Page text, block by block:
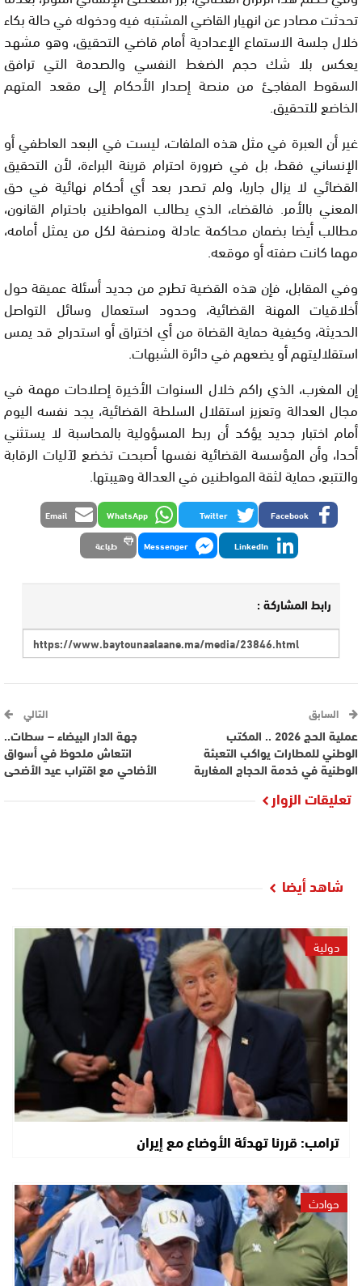
تحدثت مصادر عن انهيار القاضي المشتبه فيه ودخوله في حالة بكاء
خلال جلسة الاستماع الإعدادية أمام قاضي التحقيق، وهو مشهد
يعكس بلا شك حجم الضغط النفسي والصدمة التي ترافق
السقوط المفاجئ من منصة إصدار الأحكام إلى مقعد المتهم
الخاضع للتحقيق.
غير أن العبرة في مثل هذه الملفات، ليست في البعد العاطفي أو
الإنساني فقط، بل في ضرورة احترام قرينة البراءة، لأن التحقيق
القضائي لا يزال جاريا، ولم تصدر بعد أي أحكام نهائية في حق
المعني بالأمر. فالقضاء، الذي يطالب المواطنين باحترام القانون،
مطالب أيضا بضمان محاكمة عادلة ومنصفة لكل من يمثل أمامه،
مهما كانت صفته أو موقعه.
وفي المقابل، فإن هذه القضية تطرح من جديد أسئلة عميقة حول
أخلاقيات المهنة القضائية، وحدود استعمال وسائل التواصل
الحديثة، وكيفية حماية القضاة من أي اختراق أو استدراج قد يمس
استقلاليتهم أو يضعهم في دائرة الشبهات.
إن المغرب، الذي راكم خلال السنوات الأخيرة إصلاحات مهمة في
مجال العدالة وتعزيز استقلال السلطة القضائية، يجد نفسه اليوم
أمام اختبار جديد يؤكد أن ربط المسؤولية بالمحاسبة لا يستثني
أحدا، وأن المؤسسة القضائية نفسها أصبحت تخضع لآليات الرقابة
والتتبع، حماية لثقة المواطنين في العدالة وهيبتها.
Facebook
Twitter
WhatsApp
Email
LinkedIn
Messenger طباعة
رابط المشاركة :
السابق
عملية الحج 2026 .. المكتب
الوطني للمطارات يواكب التعبئة
الوطنية في خدمة الحجاج المغاربة
التالي
جهة الدار البيضاء – سطات..
انتعاش ملحوظ في أسواق
الأضاحي مع اقتراب عيد الأضحى
تعليقات الزوار
شاهد أيضا
دولية
ترامب: قررنا تهدئة الأوضاع مع إيران
حوادث